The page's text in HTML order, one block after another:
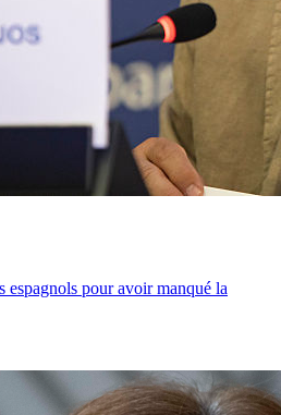
espagnols pour avoir manqué la